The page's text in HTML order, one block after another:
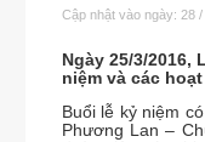
Cập nhật vào ngày: 28
Ngày 25/3/2016,
niệm và các
Buổi lễ kỷ niệm
Phương Lan –